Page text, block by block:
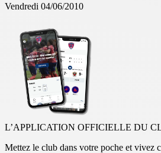
Vendredi 04/06/2010
L’APPLICATION OFFICIELLE DU
Mettez le club dans votre poche et vivez